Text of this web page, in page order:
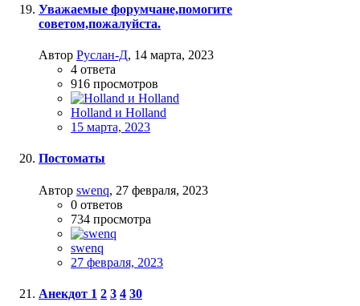
Уважаемые форумчане,помогите
советом,пожалуйста.
Автор Руслан-Д, 14 марта, 2023
4 ответа
916 просмотров
Holland и Holland
15 марта, 2023
Постоматы
Автор swenq, 27 февраля, 2023
0 ответов
734 просмотра
swenq
27 февраля, 2023
Анекдот 1 2 3 4 30